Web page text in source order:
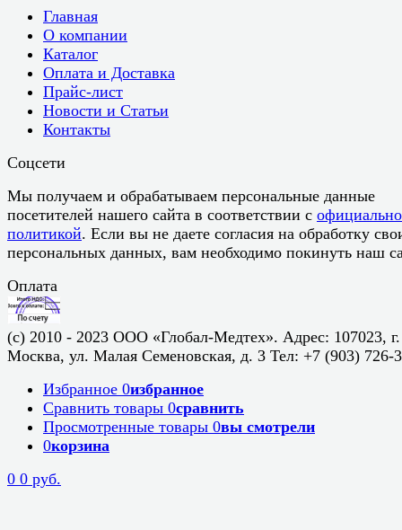
Главная
О компании
Каталог
Оплата и Доставка
Прайс-лист
Новости и Статьи
Контакты
Соцсети
Мы получаем и обрабатываем персональные данные
посетителей нашего сайта в соответствии с
политикой. Если вы не даете согласия на обработку
персональных данных, вам необходимо покинуть наш
Оплата
(c) 2010 - 2023 ООО «Глобал-Медтех». Адрес: 107023, г.
Москва, ул. Малая Семеновская, д. 3 Тел: +7 (903) 726-
Избранное 0избранное
Сравнить товары 0сравнить
Просмотренные товары 0вы смотрели
0корзина
0 0 руб.